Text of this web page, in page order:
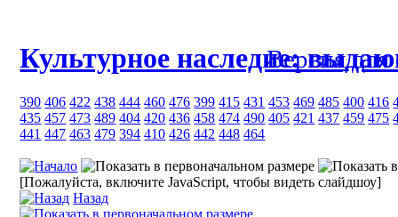
Версия
Культурное наследие:
390 406 422 438 444 460 476 399 415 431 453 469 485 400 416
435 457 473 489 404 420 436 458 474 490 405 421 437 459 475
441 447 463 479 394 410 426 442 448 464
[Пожалуйста, включите JavaScript, чтобы видеть слайдшоу]
Назад